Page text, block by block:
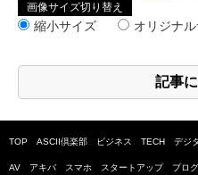
画像サイズ切り替え
縮小サイズ オリジナ
記事
TOP ASCII倶楽部 ビジネス TECH デジ
AV アキバ スマホ スタートアップ プロ